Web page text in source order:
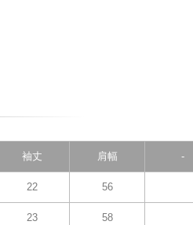
袖丈 肩幅 -
22 56
23 58